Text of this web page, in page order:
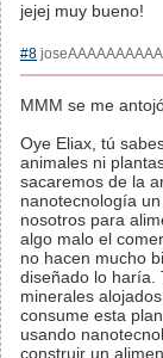
jejej muy bueno!
#8
MMM se me
Oye Eliax, tú
animales ni
sacaremos de la
nanotecnología
nosotros para
algo malo el
no hacen mucho
diseñado lo haría.
minerales
consume esta
usando
construir un